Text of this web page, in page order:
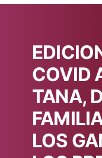
COVID
TANA,
LOS